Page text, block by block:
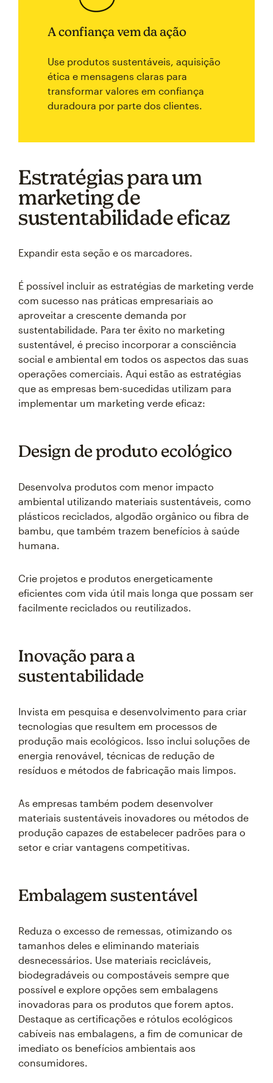
A confiança vem da ação
Use produtos sustentáveis, aquisição
ética e mensagens claras para
transformar valores em confiança
duradoura por parte dos clientes.
Estratégias para um
marketing de
sustentabilidade eficaz
Expandir esta seção e os marcadores.
É possível incluir as estratégias de marketing verde
com sucesso nas práticas empresariais ao
aproveitar a crescente demanda por
sustentabilidade. Para ter êxito no marketing
sustentável, é preciso incorporar a consciência
social e ambiental em todos os aspectos das suas
operações comerciais. Aqui estão as estratégias
que as empresas bem-sucedidas utilizam para
implementar um marketing verde eficaz:
Design de produto ecológico
Desenvolva produtos com menor impacto
ambiental utilizando materiais sustentáveis, como
plásticos reciclados, algodão orgânico ou fibra de
bambu, que também trazem benefícios à saúde
humana.
Crie projetos e produtos energeticamente
eficientes com vida útil mais longa que possam ser
facilmente reciclados ou reutilizados.
Inovação para a
sustentabilidade
Invista em pesquisa e desenvolvimento para criar
tecnologias que resultem em processos de
produção mais ecológicos. Isso inclui soluções de
energia renovável, técnicas de redução de
resíduos e métodos de fabricação mais limpos.
As empresas também podem desenvolver
materiais sustentáveis inovadores ou métodos de
produção capazes de estabelecer padrões para o
setor e criar vantagens competitivas.
Embalagem sustentável
Reduza o excesso de remessas, otimizando os
tamanhos deles e eliminando materiais
desnecessários. Use materiais recicláveis,
biodegradáveis ou compostáveis sempre que
possível e explore opções sem embalagens
inovadoras para os produtos que forem aptos.
Destaque as certificações e rótulos ecológicos
cabíveis nas embalagens, a fim de comunicar de
imediato os benefícios ambientais aos
consumidores.